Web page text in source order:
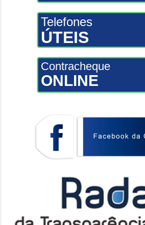
Telefones
ÚTEIS
Contracheque
ONLINE